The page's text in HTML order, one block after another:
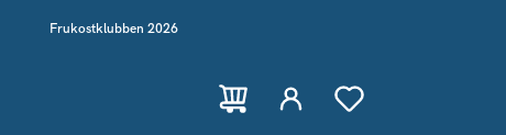
Frukostklubben 2026